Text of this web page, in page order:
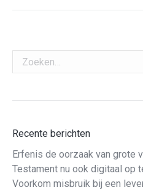
Zoeken:
Recente berichten
Erfenis de oorzaak van grote
Testament nu ook digitaal op
Voorkom misbruik bij een